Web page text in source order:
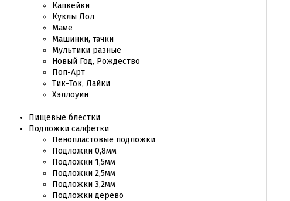
Капкейки
Куклы Лол
Маме
Машинки, тачки
Мультики разные
Новый Год, Рождество
Поп-Арт
Тик-Ток, Лайки
Хэллоуин
Пищевые блестки
Подложки салфетки
Пенопластовые подложки
Подложки 0,8мм
Подложки 1,5мм
Подложки 2,5мм
Подложки 3,2мм
Подложки дерево